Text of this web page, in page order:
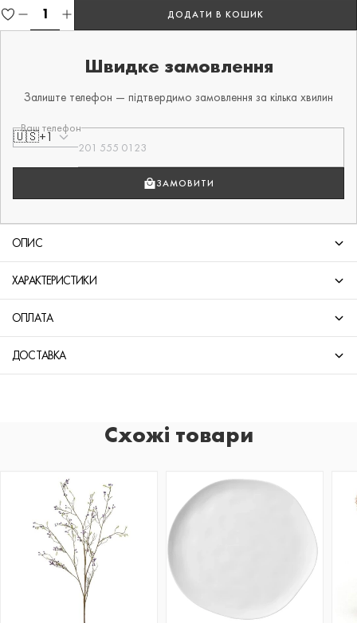
ДОДАТИ В КОШИК
Швидке замовлення
Залиште телефон — підтвердимо замовлення за кілька хвилин
Ваш телефон
🇺🇸+1
ЗАМОВИТИ
ОПИС
ХАРАКТЕРИСТИКИ
ОПЛАТА
ДОСТАВКА
Схожі товари